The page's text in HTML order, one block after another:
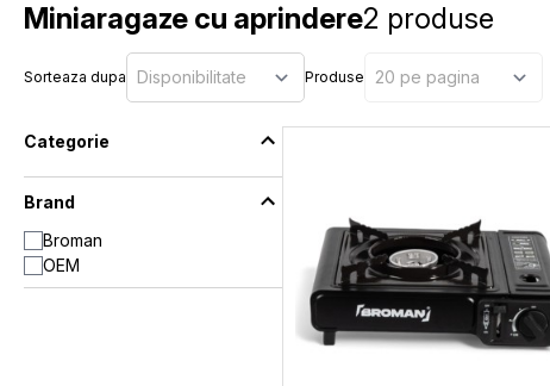
Miniaragaze cu aprindere2 produse
Sorteaza dupa Produse
Categorie
Brand
Broman
OEM